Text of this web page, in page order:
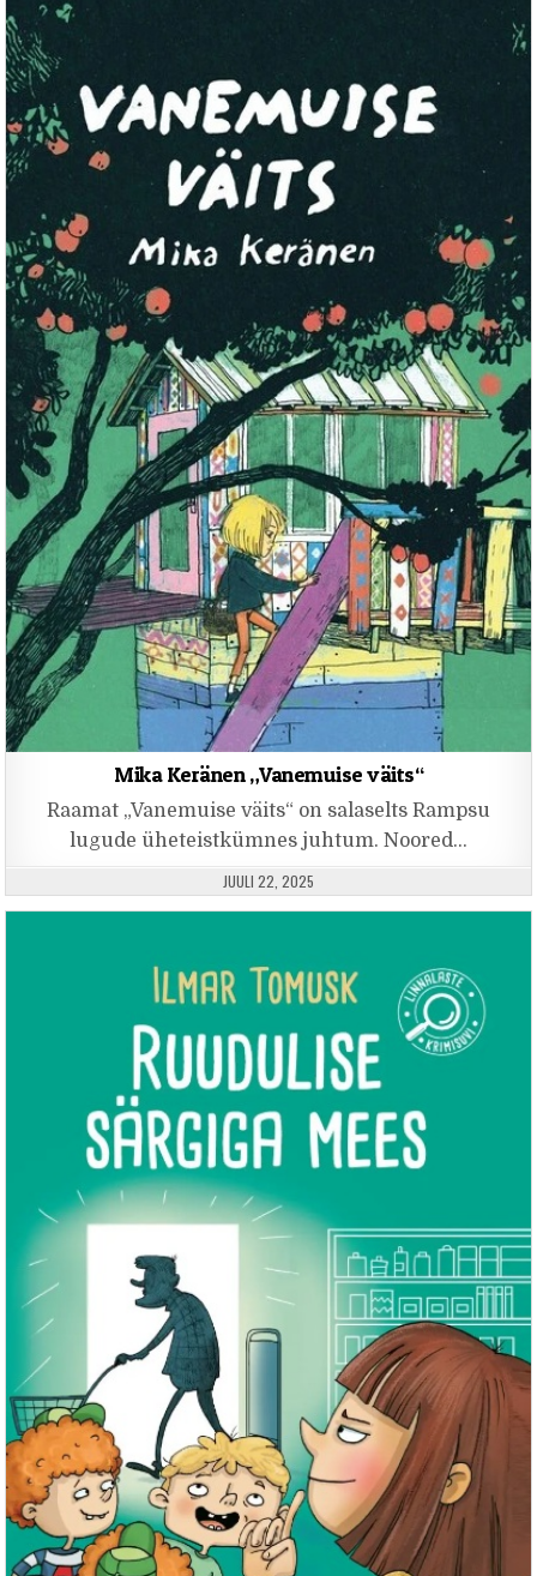
Mika Keränen „Vanemuise väits“
Raamat „Vanemuise väits“ on salaselts Rampsu
lugude üheteistkümnes juhtum. Noored…
PUBLISHED DATE:
JUULI 22, 2025